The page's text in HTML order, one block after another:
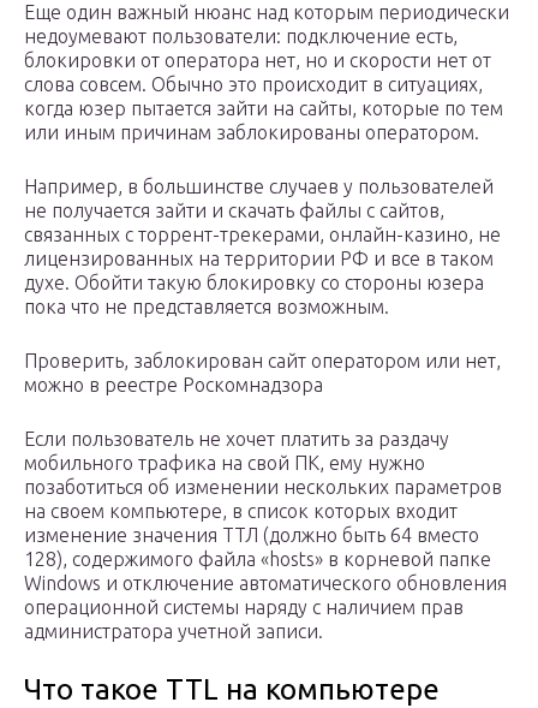
Еще один важный нюанс над которым периодически
недоумевают пользователи: подключение есть,
блокировки от оператора нет, но и скорости нет от
слова совсем. Обычно это происходит в ситуациях,
когда юзер пытается зайти на сайты, которые по тем
или иным причинам заблокированы оператором.
Например, в большинстве случаев у пользователей
не получается зайти и скачать файлы с сайтов,
связанных с торрент-трекерами, онлайн-казино, не
лицензированных на территории РФ и все в таком
духе. Обойти такую блокировку со стороны юзера
пока что не представляется возможным.
Проверить, заблокирован сайт оператором или нет,
можно в реестре Роскомнадзора
Если пользователь не хочет платить за раздачу
мобильного трафика на свой ПК, ему нужно
позаботиться об изменении нескольких параметров
на своем компьютере, в список которых входит
изменение значения ТТЛ (должно быть 64 вместо
128), содержимого файла «hosts» в корневой папке
Windows и отключение автоматического обновления
операционной системы наряду с наличием прав
администратора учетной записи.
Что такое TTL на компьютере